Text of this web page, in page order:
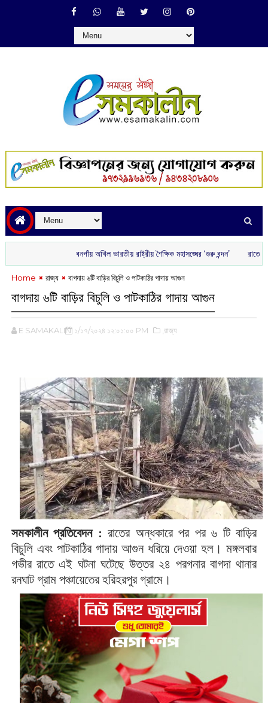
বনগাঁয় অখিল ভারতীয় রাষ্ট্রীয় শৈক্ষিক মহাসঙ্ঘের ‘গুরু বন্দন’ রাতে বাড়ি ফেরার
Home রাজ্য বাগদায় ৬টি বাড়ির বিচুলি ও পাটকাঠির গাদায় আগুন
বাগদায় ৬টি বাড়ির বিচুলি ও পাটকাঠির গাদায় আগুন
E SAMAKALIN ১/১৭/২০২৪ ১২:০১:০০ PM ,রাজ্য
সমকালীন প্রতিবেদন : রাতের অন্ধকারে পর পর ৬ টি বাড়ির
বিচুলি এবং পাটকাঠির গাদায় আগুন ধরিয়ে দেওয়া হল। মঙ্গলবার
গভীর রাতে এই ঘটনা ঘটেছে উত্তর ২৪ পরগনার বাগদা থানার
রনঘাট গ্রাম পঞ্চায়েতের হরিহরপুর গ্রামে।